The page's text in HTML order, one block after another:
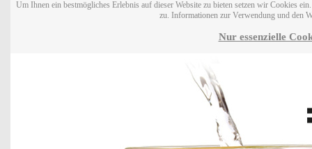
Um Ihnen ein bestmögliches Erlebnis auf dieser Website zu bieten setzen wir Cookies
zu. Informationen zur Verwendung und den
Nur essenzielle